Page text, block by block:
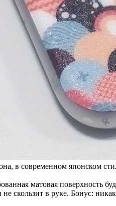
в современном японском
матовая поверхность
не скользит в руке. Бонус: